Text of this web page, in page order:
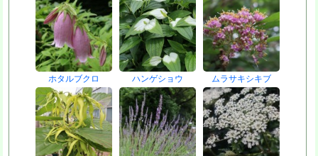
ホタルブクロ ハンゲショウ ムラサキシキブ